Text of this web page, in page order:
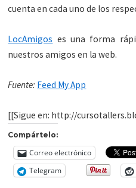
cuenta en cada uno de los
LocAmigos es una forma
nuestros amigos en la web.
Fuente: Feed My App
[[Sigue en: http://
Compártelo:
Correo electrónico
Telegram